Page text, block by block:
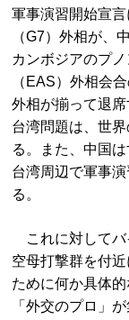
軍事演習開始宣
（G7）外相が、
カンボジアのプ
（EAS）外相会
外相が揃って退
台湾問題は、世
る。また、中国
台湾周辺で軍事
る。
これに対してバ
空母打撃群を付
ために何か具体
「外交のプロ」